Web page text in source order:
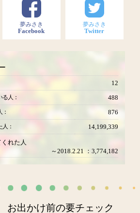
夢みさき
Facebook
夢みさき
Twitter
12
人： 488
876
： 14,199,339
れた人
～2018.2.21 ：3,774,182
出かけ前の要チェック